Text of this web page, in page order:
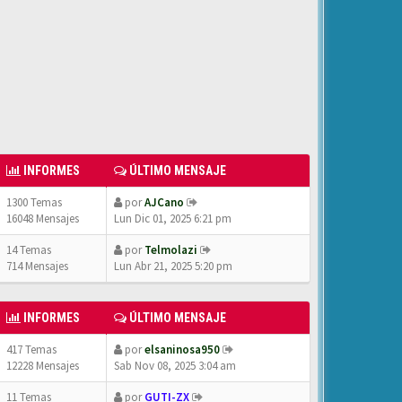
INFORMES ÚLTIMO MENSAJE
1300 Temas
16048 Mensajes
porAJCano
Lun Dic 01, 2025 6:21 pm
14 Temas
714 Mensajes
porTelmolazi
Lun Abr 21, 2025 5:20 pm
INFORMES ÚLTIMO MENSAJE
417 Temas
12228 Mensajes
porelsaninosa950
Sab Nov 08, 2025 3:04 am
11 Temas
porGUTI-ZX